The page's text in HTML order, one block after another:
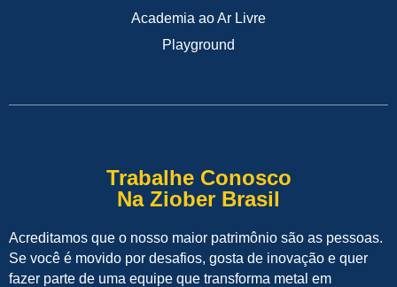
Academia ao Ar Livre
Playground
Trabalhe Conosco
Na Ziober Brasil
Acreditamos que o nosso maior patrimônio são as pessoas.
Se você é movido por desafios, gosta de inovação e quer
fazer parte de uma equipe que transforma metal em